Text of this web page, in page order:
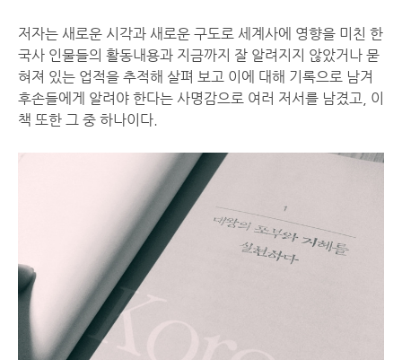
저자는 새로운 시각과 새로운 구도로 세계사에 영향을 미친 한
국사 인물들의 활동내용과 지금까지 잘 알려지지 않았거나 묻
혀져 있는 업적을 추적해 살펴 보고 이에 대해 기록으로 남겨
후손들에게 알려야 한다는 사명감으로 여러 저서를 남겼고, 이
책 또한 그 중 하나이다.